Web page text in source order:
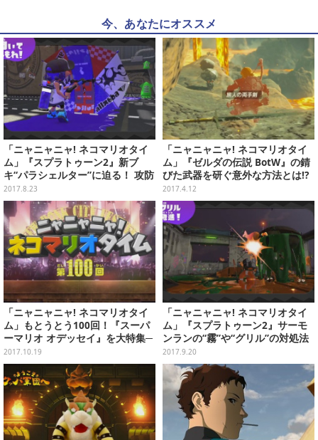
今、あなたにオススメ
「ニャニャニャ! ネコマリオタイ
ム」『スプラトゥーン2』新ブ
キ“パラシェルター”に迫る！ 攻防
一体の特徴を使いこなそう
2017.8.23
「ニャニャニャ! ネコマリオタイ
ム」『ゼルダの伝説 BotW』の錆
びた武器を研ぐ意外な方法とは!?
多彩なゲームをユニークに紹介
2017.4.12
「ニャニャニャ! ネコマリオタイ
ム」もとうとう100回！『スーパ
ーマリオ オデッセイ』を大特集─
有野課長や濱口D、テンタクルズ
もお祝い
2017.10.19
「ニャニャニャ! ネコマリオタイ
ム」『スプラトゥーン2』サーモ
ンランの“霧”や“グリル”の対処法
を伝授！ キンシャケ発見のコツも
2017.9.20